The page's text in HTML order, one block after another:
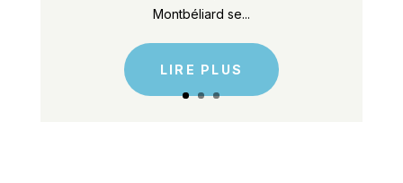
Montbéliard se...
LIRE PLUS